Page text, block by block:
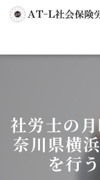
社労士の
奈川県横
を行